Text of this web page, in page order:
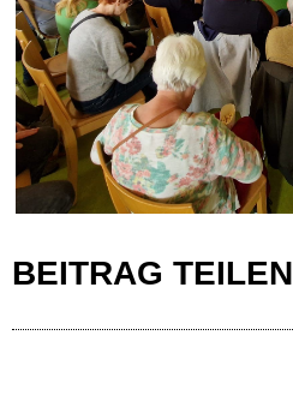
BEITRAG TEILEN